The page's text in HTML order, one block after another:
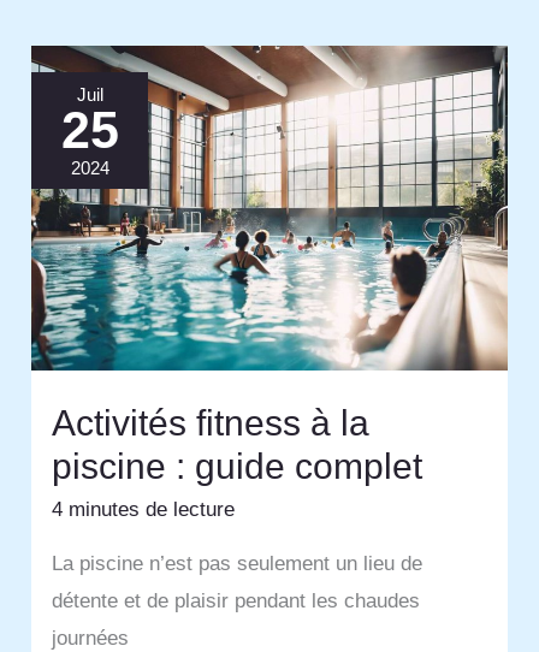
Juil
25
2024
Activités fitness à la
piscine : guide complet
4 minutes de lecture
La piscine n’est pas seulement un lieu de
détente et de plaisir pendant les chaudes
journées